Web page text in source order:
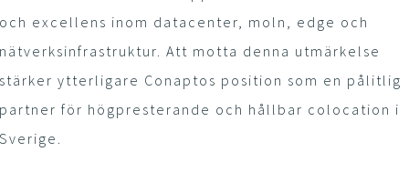
och excellens inom datacenter, moln, edge och
nätverksinfrastruktur. Att motta denna utmärkelse
stärker ytterligare Conaptos position som en pålitlig
partner för högpresterande och hållbar colocation i
Sverige.